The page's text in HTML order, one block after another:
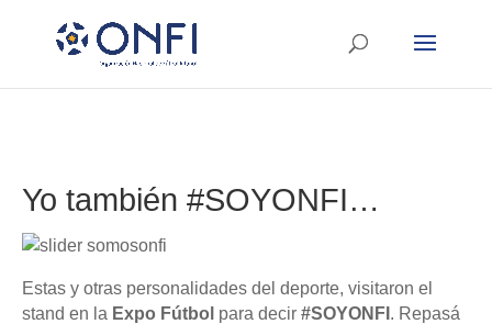
Yo también #SOYONFI…
Estas y otras personalidades del deporte, visitaron el
stand en la Expo Fútbol para decir #SOYONFI . Repasá